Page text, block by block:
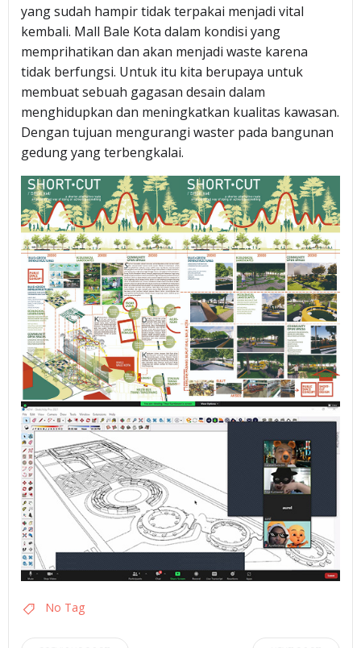
yang sudah hampir tidak terpakai menjadi vital
kembali. Mall Bale Kota dalam kondisi yang
memprihatikan dan akan menjadi waste karena
tidak berfungsi. Untuk itu kita berupaya untuk
membuat sebuah gagasan desain dalam
menghidupkan dan meningkatkan kualitas kawasan.
Dengan tujuan mengurangi waster pada bangunan
gedung yang terbengkalai.
No Tag